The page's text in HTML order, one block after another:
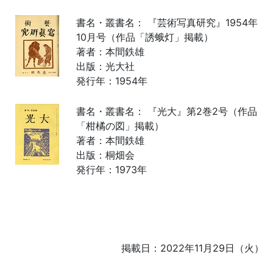
書名・叢書名： 『芸術写真研究』1954年
10月号（作品「誘蛾灯」掲載）
著者：本間鉄雄
出版：光大社
発行年：1954年
書名・叢書名： 『光大』第2巻2号（作品
「柑橘の図」掲載）
著者：本間鉄雄
出版：桐畑会
発行年：1973年
掲載日：2022年11月29日（火）